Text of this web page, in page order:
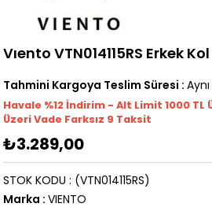
Vıento VTN014115RS Erkek
Tahmini Kargoya Teslim Süresi :
Havale %12 İndirim - Alt Limit 1000 TL
Üzeri Vade Farksız 9 Taksit
₺3.289,00
(VTN014115RS)
STOK KODU
Marka : VIENTO